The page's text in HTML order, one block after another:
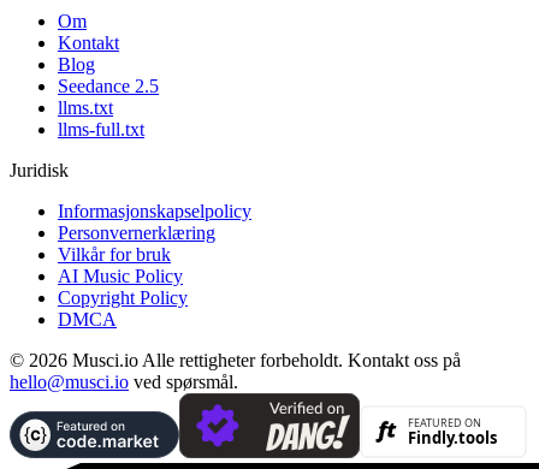
Om
Kontakt
Blog
Seedance 2.5
llms.txt
llms-full.txt
Juridisk
Informasjonskapselpolicy
Personvernerklæring
Vilkår for bruk
AI Music Policy
Copyright Policy
DMCA
© 2026 Musci.io Alle rettigheter forbeholdt. Kontakt oss på
hello@musci.io ved spørsmål.